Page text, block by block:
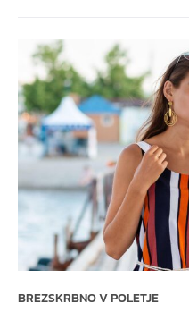
BREZSKRBNO V POLETJE